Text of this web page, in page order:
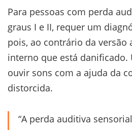
Para pessoas com perda
graus I e II, requer um
pois, ao contrário da versão
interno que está danificado.
ouvir sons com a ajuda da
distorcida.
“A perda auditiva